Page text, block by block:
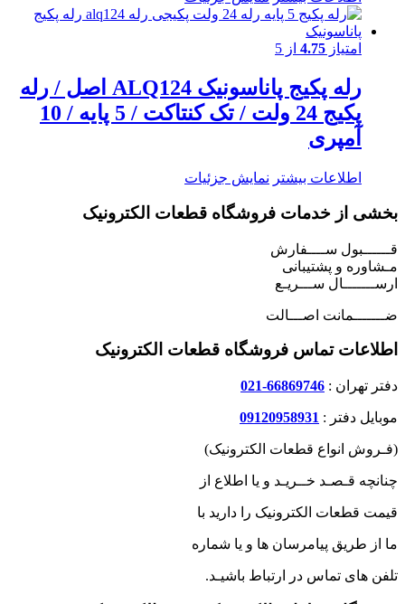
امتیاز 4.75 از 5
رله پکیج پاناسونیک ALQ124 اصل / رله
پکیج 24 ولت / تک کنتاکت / 5 پایه / 10
آمپری
اطلاعات بیشتر نمایش جزئیات
بخشی از خدمات فروشگاه قطعات الکترونیک
قــــــبول ســــفارش
مـشاوره و پشتیبانی
ارســـــــال ســـریـع
ضـــــــمانت اصـــالت
اطلاعات تماس فروشگاه قطعات الکترونیک
دفتر تهران : 66869746-021
موبایل دفتر : 09120958931
(فـروش انواع قطعات الکترونیک)
چنانچه قـصـد خــریـد و یا اطلاع از
قیمت قطعات الکترونیک را دارید با
ما از طریق پیامرسان ها و یا شماره
تلفن های تماس در ارتباط باشیـد.